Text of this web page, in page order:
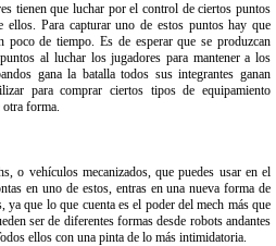
tienen que luchar por el control de ciertos puntos
ellos. Para capturar uno de estos puntos hay que
poco de tiempo. Es de esperar que se produzcan
al luchar los jugadores para mantener a los
gana la batalla todos sus integrantes ganan
para comprar ciertos tipos de equipamiento
forma.
o vehículos mecanizados, que puedes usar en el
en uno de estos, entras en una nueva forma de
ya que lo que cuenta es el poder del mech más que
ser de diferentes formas desde robots andantes
ellos con una pinta de lo más intimidatoria.